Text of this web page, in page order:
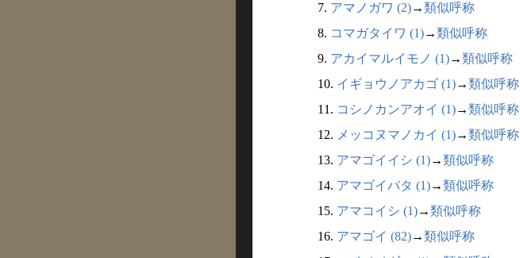
7. アマノガワ (2)→類似呼称
8. コマガタイワ (1)→類似呼称
9. アカイマルイモノ (1)→類似呼称
10. イギョウノアカゴ (1)→類似呼称
11. コシノカンアオイ (1)→類似呼称
12. メッコヌマノカイ (1)→類似呼称
13. アマゴイイシ (1)→類似呼称
14. アマゴイバタ (1)→類似呼称
15. アマコイシ (1)→類似呼称
16. アマゴイ (82)→類似呼称